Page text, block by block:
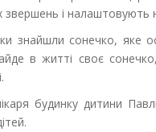
і налаштовують
знайшли сонечко, яке
в житті своє
будинку дитини